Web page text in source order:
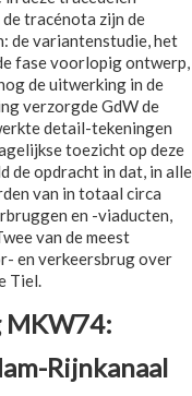
tracénota zijn de
de variantenstudie, het
fase voorlopig ontwerp,
de uitwerking in de
verzorgde GdW de
detail-tekeningen
toezicht op deze
de opdracht in dat, in alle
van in totaal circa
en -viaducten,
van de meest
en verkeersbrug over
Tiel.
MKW74:
Rijnkanaal